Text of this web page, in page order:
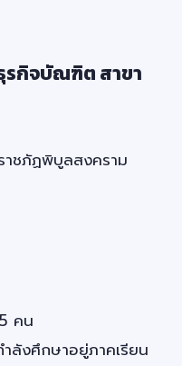
รกิจบัณฑิต สาขา
าชภัฏพิบูลสงคราม
คน
ลังศึกษาอยู่ภาคเรียน